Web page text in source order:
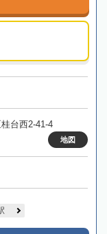
台西2-41-4
地図